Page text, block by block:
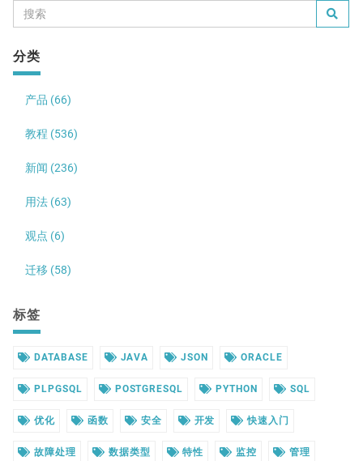
分类
产品 (66)
教程 (536)
新闻 (236)
用法 (63)
观点 (6)
迁移 (58)
标签
DATABASE JAVA JSON ORACLE
PLPGSQL POSTGRESQL PYTHON SQL
优化 函数 安全 开发 快速入门
故障处理 数据类型 特性 监控 管理